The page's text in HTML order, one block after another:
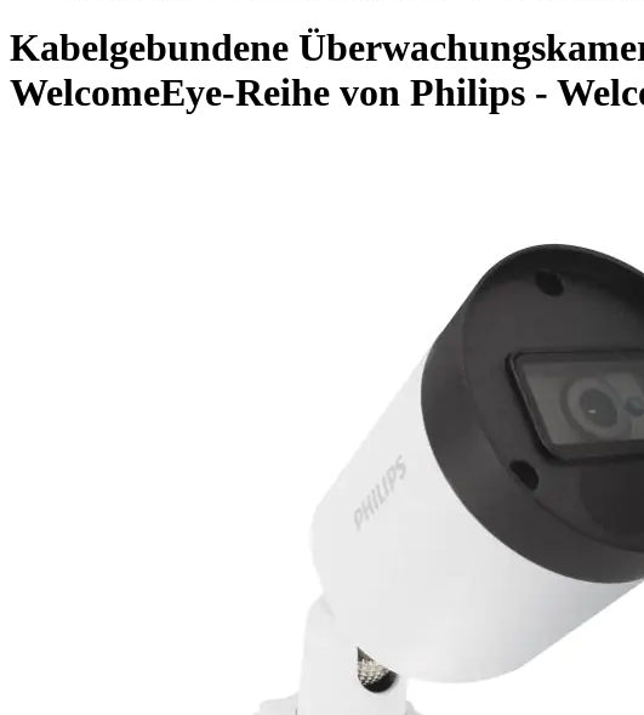
Kabelgebundene
WelcomeEye-Reihe von Philips -